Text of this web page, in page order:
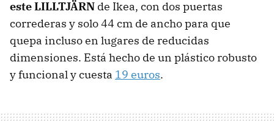
este LILLTJÄRN de Ikea, con dos puertas
correderas y solo 44 cm de ancho para que
quepa incluso en lugares de reducidas
dimensiones. Está hecho de un plástico robusto
y funcional y cuesta 19 euros.